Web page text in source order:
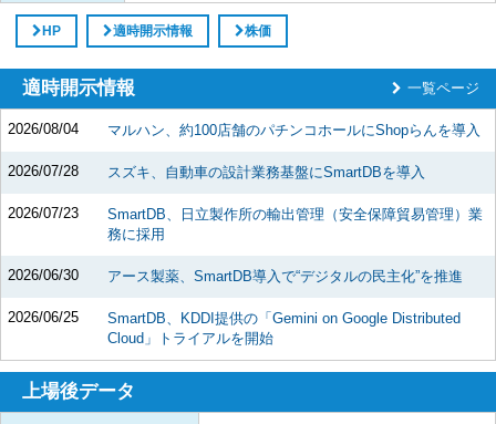
HP 適時開示情報 株価
適時開示情報 一覧ページ
2026/08/04 マルハン、約100店舗のパチンコホールにShopらんを導入
2026/07/28 スズキ、自動車の設計業務基盤にSmartDBを導入
2026/07/23
SmartDB、日立製作所の輸出管理（安全保障貿易管理）業
務に採用
2026/06/30 アース製薬、SmartDB導入で“デジタルの民主化”を推進
2026/06/25
SmartDB、KDDI提供の「Gemini on Google Distributed
Cloud」トライアルを開始
上場後データ